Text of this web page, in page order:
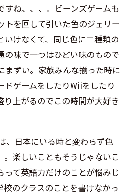
すね、、、。ビーンズゲームも
トを回して引いた色のジェリー
いけなくて、同じ色に二種類の
の味で一つはひどい味のもので
まずい。家族みんな揃った時に
ドゲームをしたりWiiをしたり
り上がるのでこの時間が大好き
、日本にいる時と変わらず色
。楽しいこともそうじゃないこ
って英語力だけのことが悩みじ
校のクラスのことを書けなかっ